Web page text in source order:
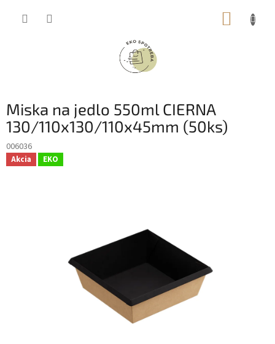
Miska na jedlo 550ml CIERNA
130/110x130/110x45mm (50ks)
006036
Akcia EKO